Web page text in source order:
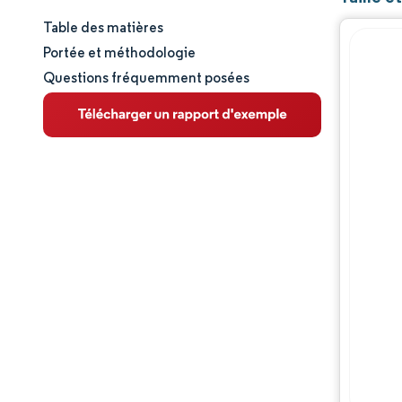
Taille et part de marché
Analyse du marché
Tendances et perspectives
Table des matières
Portée et méthodologie
Questions fréquemment posées